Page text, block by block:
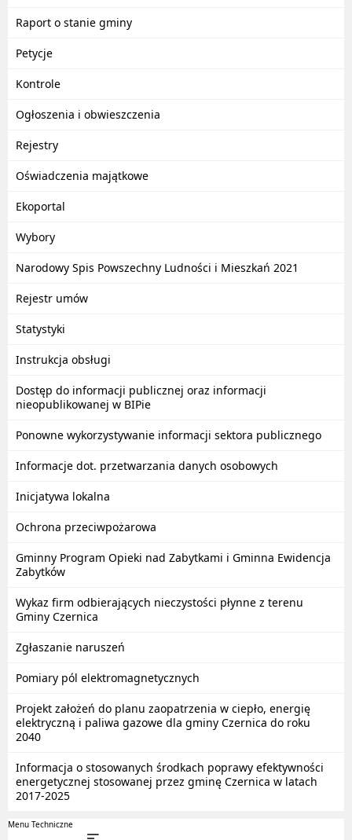
Raport o stanie gminy
Petycje
Kontrole
Ogłoszenia i obwieszczenia
Rejestry
Oświadczenia majątkowe
Ekoportal
Wybory
Narodowy Spis Powszechny Ludności i Mieszkań 2021
Rejestr umów
Statystyki
Instrukcja obsługi
Dostęp do informacji publicznej oraz informacji
nieopublikowanej w BIPie
Ponowne wykorzystywanie informacji sektora publicznego
Informacje dot. przetwarzania danych osobowych
Inicjatywa lokalna
Ochrona przeciwpożarowa
Gminny Program Opieki nad Zabytkami i Gminna Ewidencja
Zabytków
Wykaz firm odbierających nieczystości płynne z terenu
Gminy Czernica
Zgłaszanie naruszeń
Pomiary pól elektromagnetycznych
Projekt założeń do planu zaopatrzenia w ciepło, energię
elektryczną i paliwa gazowe dla gminy Czernica do roku
2040
Informacja o stosowanych środkach poprawy efektywności
energetycznej stosowanej przez gminę Czernica w latach
2017-2025
Menu Techniczne